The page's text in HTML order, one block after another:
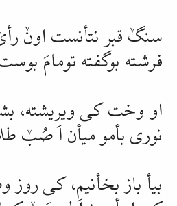
سنگٚ قبر نتأنست اونٚ
فرشته بوگفته تومامَ
او وخت کی ویریشته،
نوری بأمو میأن اَ صُبٚ
بیأ باز بخأنیم، کی روز